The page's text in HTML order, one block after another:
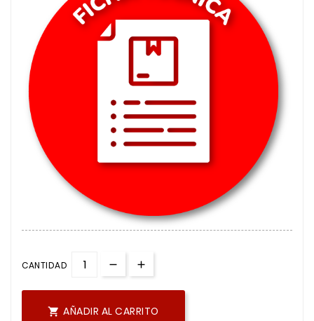
CANTIDAD
 AÑADIR AL CARRITO